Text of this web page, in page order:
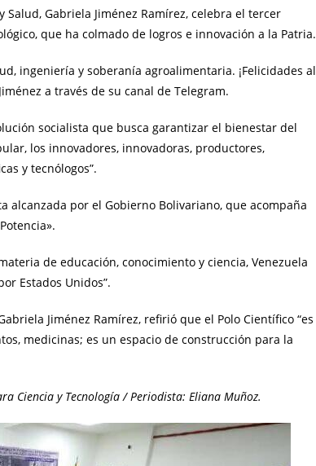
Gabriela Jiménez Ramírez, celebra el tercer
que ha colmado de logros e innovación a la Patria.
ingeniería y soberanía agroalimentaria. ¡Felicidades al
a través de su canal de Telegram.
socialista que busca garantizar el bienestar del
los innovadores, innovadoras, productores,
y tecnólogos”.
alcanzada por el Gobierno Bolivariano, que acompaña
de educación, conocimiento y ciencia, Venezuela
Estados Unidos”.
Jiménez Ramírez, refirió que el Polo Científico “es
medicinas; es un espacio de construcción para la
Ciencia y Tecnología / Periodista: Eliana Muñoz.